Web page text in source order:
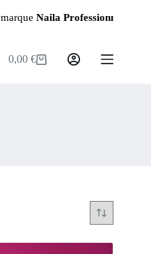
Naila Professionnal—
Panier
0,00€